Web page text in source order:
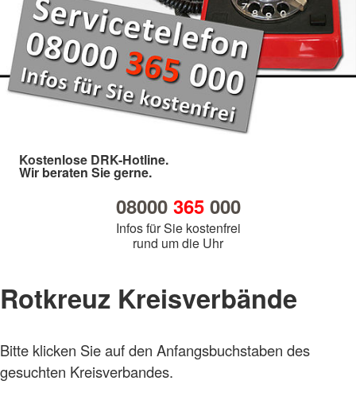
Kostenlose DRK-Hotline.
Wir beraten Sie gerne.
08000 365000
Infos für Sie kostenfrei
rund um die Uhr
Rotkreuz Kreisverbände
Bitte klicken Sie auf den Anfangsbuchstaben des
gesuchten Kreisverbandes.